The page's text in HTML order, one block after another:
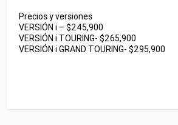
Precios y versiones
VERSIÓN i – $245,900
VERSIÓN i TOURING- $265,900
VERSIÓN i GRAND TOURING- $295,900